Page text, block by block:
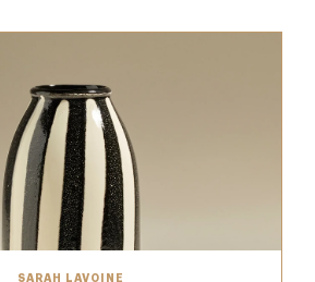
SARAH LAVOINE